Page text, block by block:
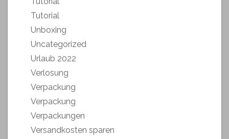
Tutorial
Unboxing
Uncategorized
Urlaub 2022
Verlosung
Verpackung
Verpackung
Verpackungen
Versandkosten sparen